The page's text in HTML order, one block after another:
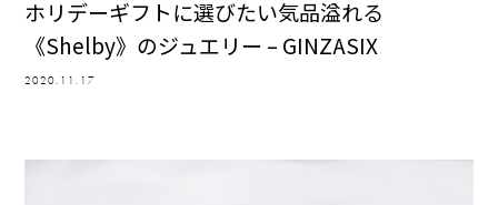
ホリデーギフトに選びたい気品溢れる
《Shelby》のジュエリー – GINZASIX
2020.11.17